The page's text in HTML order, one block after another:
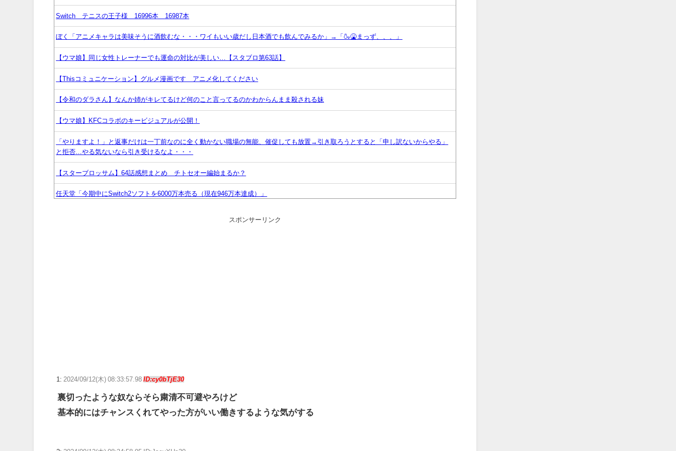
Switch テニスの王子様 16996本 16987本
ぼく「アニメキャラは美味そうに酒飲むな・・・ワイもいい歳だし日本酒でも飲んでみるか」→「🍶🤮まっず、、、」
【ウマ娘】同じ女性トレーナーでも運命の対比が美しい…【スタブロ第63話】
【Thisコミュニケーション】グルメ漫画です アニメ化してください
【令和のダラさん】なんか姉がキレてるけど何のこと言ってるのかわからんまま殺される妹
【ウマ娘】KFCコラボのキービジュアルが公開！
「やりますよ！」と返事だけは一丁前なのに全く動かない職場の無能、催促しても放置→引き取ろうとすると「申し訳ないからやる」
と拒否…やる気ないなら引き受けるなよ・・・
【スターブロッサム】64話感想まとめ チトセオー編始まるか？
任天堂「今期中にSwitch2ソフトを6000万本売る（現在946万本達成）」
スポンサーリンク
1: 2024/09/12(木) 08:33:57.98ID:cy0bTjE30
裏切ったような奴ならそら粛清不可避やろけど
基本的にはチャンスくれてやった方がいい働きするような気がする